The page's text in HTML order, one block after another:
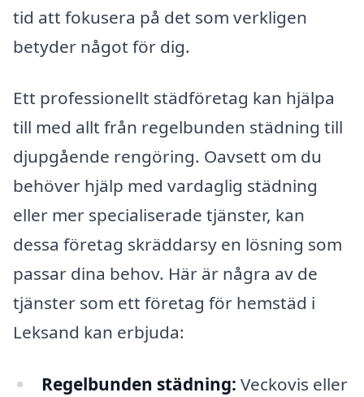
tid att fokusera på det som verkligen
betyder något för dig.
Ett professionellt städföretag kan hjälpa
till med allt från regelbunden städning till
djupgående rengöring. Oavsett om du
behöver hjälp med vardaglig städning
eller mer specialiserade tjänster, kan
dessa företag skräddarsy en lösning som
passar dina behov. Här är några av de
tjänster som ett företag för hemstäd i
Leksand kan erbjuda:
Regelbunden städning: Veckovis eller